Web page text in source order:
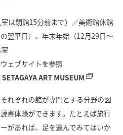
は閉館15分前まで）／美術館休館
翌平日）、年末年始（12月29日〜
ェブサイトを参照
ART MUSEUM
れぞれの館が専門とする分野の図
書体験ができます。たとえば旅行
があれば、足を運んでみてはいか